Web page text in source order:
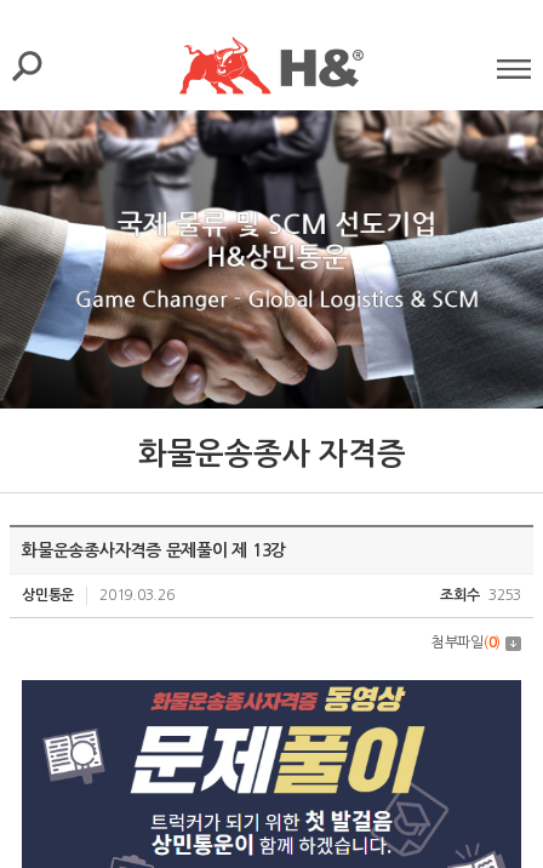
화물운송종사 자격증
화물운송종사자격증 문제풀이 제 13강
상민통운 2019.03.26 조회수 3253
첨부파일(0)